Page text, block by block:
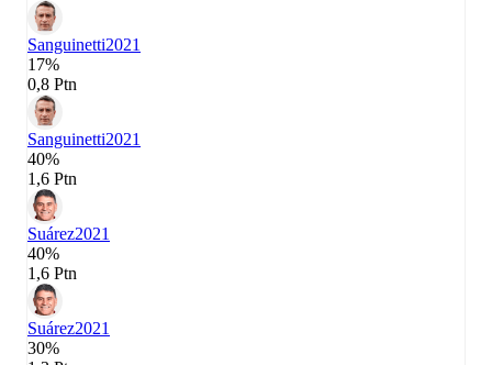
Sanguinetti2021
17%
0,8 Ptn
Sanguinetti2021
40%
1,6 Ptn
Suárez2021
40%
1,6 Ptn
Suárez2021
30%